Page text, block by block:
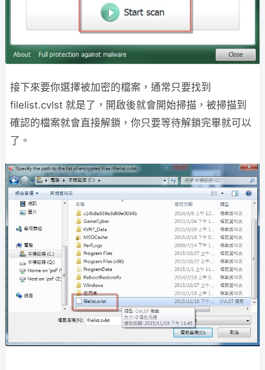
接下來要你選擇被加密的檔案，通常只要找到
filelist.cvlst 就是了，開啟後就會開始掃描，被掃描到
確認的檔案就會直接解鎖，你只要等待解鎖完畢就可以
了。